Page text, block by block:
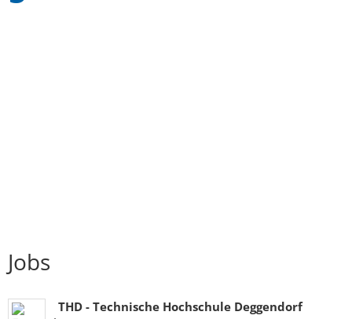
Jobs
THD - Technische Hochschule Deggendorf